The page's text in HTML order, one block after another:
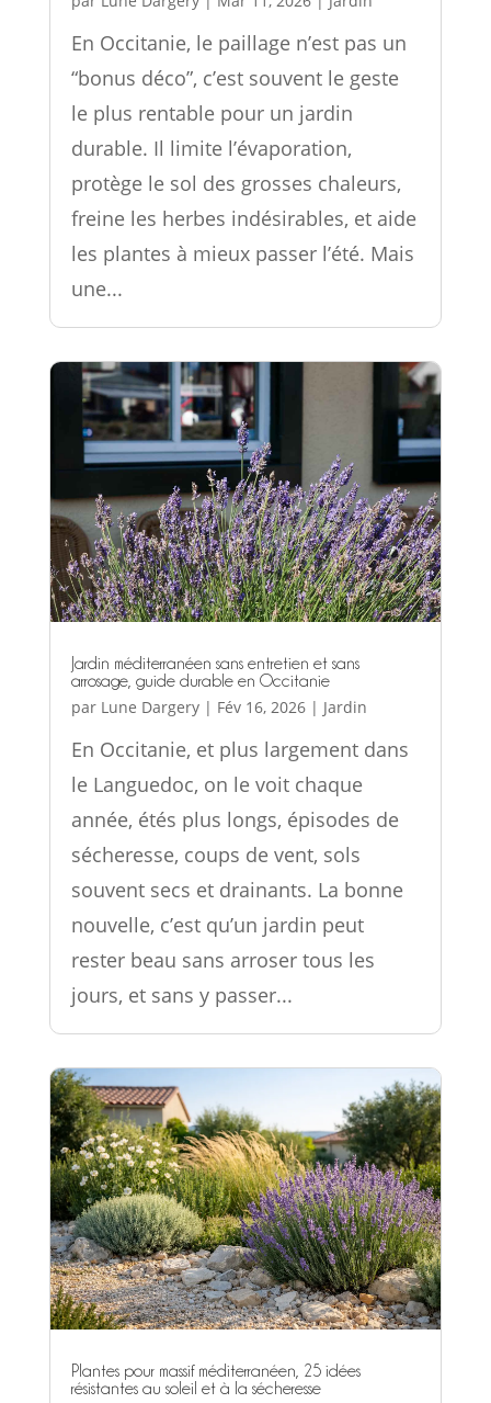
En Occitanie, le paillage n’est pas un
“bonus déco”, c’est souvent le geste
le plus rentable pour un jardin
durable. Il limite l’évaporation,
protège le sol des grosses chaleurs,
freine les herbes indésirables, et aide
les plantes à mieux passer l’été. Mais
une...
Jardin méditerranéen sans entretien et sans
arrosage, guide durable en Occitanie
par Lune Dargery| Fév 16, 2026| Jardin
En Occitanie, et plus largement dans
le Languedoc, on le voit chaque
année, étés plus longs, épisodes de
sécheresse, coups de vent, sols
souvent secs et drainants. La bonne
nouvelle, c’est qu’un jardin peut
rester beau sans arroser tous les
jours, et sans y passer...
Plantes pour massif méditerranéen, 25 idées
résistantes au soleil et à la sécheresse